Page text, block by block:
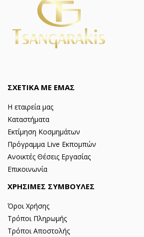
ΣΧΕΤΙΚΑ ΜΕ ΕΜΑΣ
Η εταιρεία μας
Καταστήματα
Εκτίμηση Κοσμημάτων
Πρόγραμμα Live Εκπομπών
Ανοικτές Θέσεις Εργασίας
Επικοινωνία
ΧΡΗΣΙΜΕΣ ΣΥΜΒΟΥΛΕΣ
Όροι Χρήσης
Τρόποι Πληρωμής
Τρόποι Αποστολής